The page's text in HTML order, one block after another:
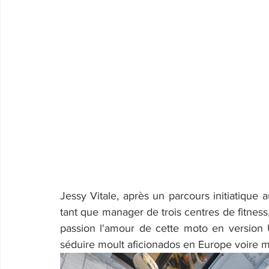
Jessy Vitale, après un parcours
tant que manager de trois centres de
passion l'amour de cette moto en
séduire moult aficionados en Europe voire